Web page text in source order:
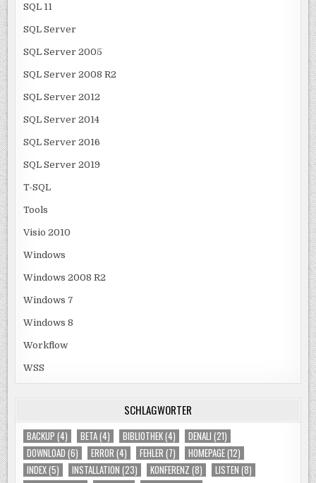
SQL 11
SQL Server
SQL Server 2005
SQL Server 2008 R2
SQL Server 2012
SQL Server 2014
SQL Server 2016
SQL Server 2019
T-SQL
Tools
Visio 2010
Windows
Windows 2008 R2
Windows 7
Windows 8
Workflow
WSS
SCHLAGWÖRTER
BACKUP (4) BETA(4) BIBLIOTHEK(4) DENALI (21)
DOWNLOAD (6) ERROR (4) FEHLER (7) HOMEPAGE(12)
INDEX(5) INSTALLATION (23) KONFERENZ (8) LISTEN (8)